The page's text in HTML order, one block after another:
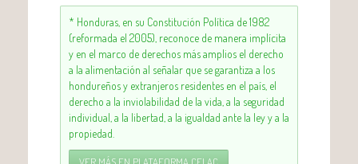
* Honduras, en su Constitución Política de 1982
(reformada el 2005), reconoce de manera implícita
y en el marco de derechos más amplios el derecho
a la alimentación al señalar que se garantiza a los
hondureños y extranjeros residentes en el país, el
derecho a la inviolabilidad de la vida, a la seguridad
individual, a la libertad, a la igualdad ante la ley y a la
propiedad.
VER MÁS EN PLATAFORMA CELAC